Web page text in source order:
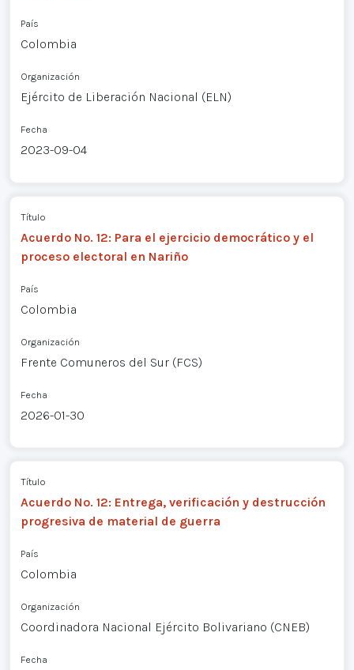
País
Colombia
Organización
Ejército de Liberación Nacional (ELN)
Fecha
2023-09-04
Título
Acuerdo No. 12: Para el ejercicio democrático y el
proceso electoral en Nariño
País
Colombia
Organización
Frente Comuneros del Sur (FCS)
Fecha
2026-01-30
Título
Acuerdo No. 12: Entrega, verificación y destrucción
progresiva de material de guerra
País
Colombia
Organización
Coordinadora Nacional Ejército Bolivariano (CNEB)
Fecha